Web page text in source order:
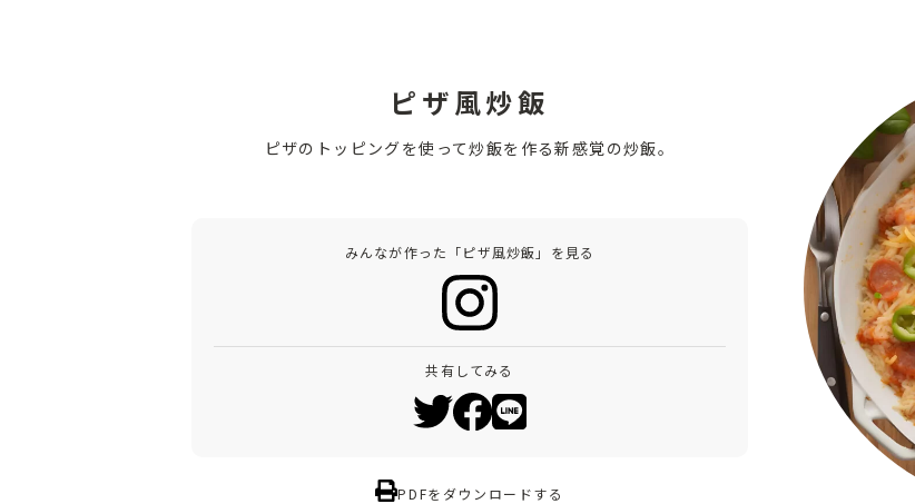
ピザ風炒飯
ピザのトッピングを使って炒飯を作る新感覚の炒飯。
みんなが作った「ピザ風炒飯」を見る
共有してみる
PDFをダウンロードする